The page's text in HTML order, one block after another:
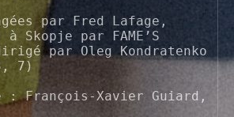
par Fred Lafage,
Skopje par FAME’S
par Oleg Kondratenko
7)
: François-Xavier Guiard,